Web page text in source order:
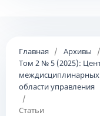
Главная / Архивы
/
Том 2 № 5 (2025):
междисциплинарных
области управления
/
Статьи